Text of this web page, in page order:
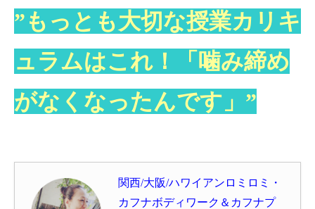
”もっとも大切な授業カリキ
ュラムはこれ！「噛み締め
がなくなったんです」”
関西/大阪/ハワイアンロミロミ・
カフナボディワーク＆カフナプ